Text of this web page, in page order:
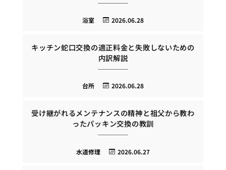
2026.06.28
浴室
キッチン蛇口交換の適正料金と失敗しないための
内訳解説
2026.06.28
台所
受け継がれるメンテナンスの精神と祖父から教わ
ったパッキン交換の教訓
2026.06.27
水道修理